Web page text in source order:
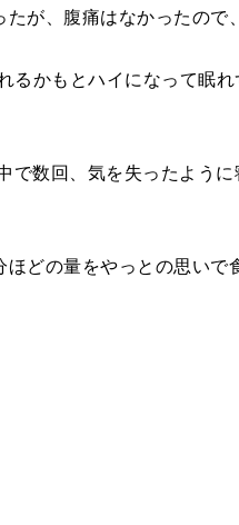
が、腹痛はなかったので
るかもとハイになって眠れ
数回、気を失ったように
どの量をやっとの思いで